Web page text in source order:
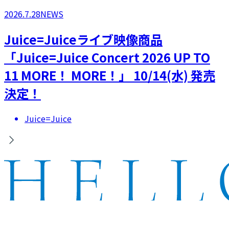
2026.7.28NEWS
Juice=Juiceライブ映像商品
「Juice=Juice Concert 2026 UP TO
11 MORE！ MORE！」 10/14(水) 発売
決定！
Juice=Juice